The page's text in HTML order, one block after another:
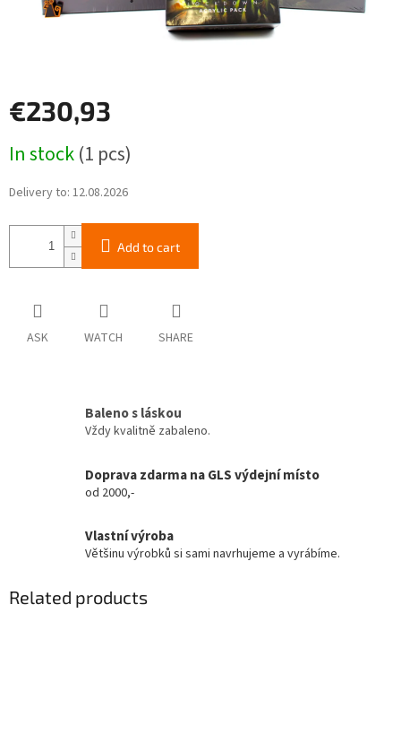
€230,93
price:
In stock(1 pcs)
Delivery to: 12.08.2026
Add to cart
ASK WATCH SHARE
Baleno s láskou
Vždy kvalitně zabaleno.
Doprava zdarma na GLS výdejní místo
od 2000,-
Vlastní výroba
Většinu výrobků si sami navrhujeme a vyrábíme.
Related products